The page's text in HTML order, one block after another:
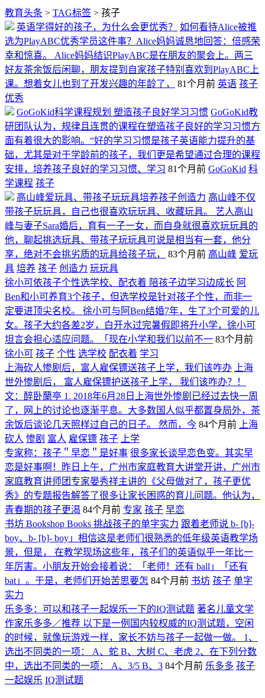
教育头条 > TAG标签 > 孩子
英语学得好的孩子，为什么会更优秀？
如何看待Alice被推
选为PlayABC优秀学员这件事？Alice妈妈诚恳地回答：倍感荣
幸和惊喜。 Alice妈妈结识PlayABC是在朋友的聚会上。两三
好友茶余饭后闲聊，朋友提到自家孩子特别喜欢到PlayABC上
课。想着女儿也到了开发兴趣的年龄了，
81个月前 英语 孩子
优秀
GoGoKid科学课程规划 塑造孩子良好学习习惯 GoGoKid教
研团队认为，规律且连贯的课程在塑造孩子良好的学习习惯方
面有着很大的影响。“好的学习习惯是孩子英语能力提升的基
础，尤其是对于学龄前的孩子，我们更是希望通过合理的课程
安排，培养孩子良好的学习习惯、学习 81个月前 GoGoKid 科
学课程 孩子
高山峰爱玩具、带孩子玩玩具培养孩子创造力 高山峰不仅
带孩子玩玩具，自己也很喜欢玩玩具、收藏玩具。 艺人高山
峰与妻子Sara婚后，育有一子一女，而自身就很喜欢玩玩具的
他，聊起挑选玩具、带孩子玩玩具可说是相当有一套，他分
享，绝对不会挑劣质的玩具给孩子玩，
83个月前 高山峰 爱玩
具 培养 孩子 创造力 玩玩具
徐小可依孩子个性选学校、配衣着 陪孩子边学习边成长 阿
Ben和小可养育3个孩子，但选学校是针对孩子个性，而非一
定要进顶尖名校。 徐小可与阿Ben结婚7年，生了3个可爱的儿
女。孩子大约各差2岁，白开水过完暑假即将升小学，徐小可
坦言会担心适应问题。「现在小学和我们以前不一 83个月前
徐小可 孩子 个性 选学校 配衣着 学习
上海砍人惨剧后，富人雇保镖送孩子上学，我们该咋办
上海
世外惨剧后， 富人雇保镖护送孩子上学， 我们该咋办？！
文：醉卧蘭亭 1. 2018年6月28日上海世外惨剧已经过去快一周
了，网上的讨论也逐渐平息。大多数国人似乎都置身局外，茶
余饭后谈论几天照样过自己的日子。 然而，今 84个月前
上海
砍人 惨剧 富人 雇保镖 孩子
上学
专家称：孩子＂早恋＂是好事 很多家长谈早恋色变。其实早
恋是好事啊！昨日上午，广州市家庭教育大讲堂开讲，广州市
家庭教育讲师团专家晏秀祥主讲的《父母做对了，孩子更优
秀》的专题报告解答了很多让家长困惑的育儿问题。他认为，
青春期的孩子更渴 84个月前 专家 孩子 早恋
书坊 Bookshop Books 挑战孩子的单字实力 跟着老师说 b- [b]-
boy、b- [b]- boy」相信这是老师们很熟悉的低年级英语教学场
景，但是， 在教学现场这些年，孩子们的英语似乎一年比一
年厉害。小朋友开始会接着说：「老师！还有 ball」「还有
bat」。于是，老师们开始苦思要怎 84个月前 书坊 孩子 单字
实力
乐多多：可以和孩子一起娱乐一下的IQ测试题 著名儿童文学
作家乐多多／推荐 以下是一例国内较权威的IQ测试题，空闲
的时候，就像玩游戏一样，家长不妨与孩子一起做一做。 1、
选出不同类的一项： A、蛇 B、大树 C、老虎 2、在下列分数
中，选出不同类的一项： A、3/5 B、3 84个月前 乐多多 孩子
一起娱乐 IQ测试题